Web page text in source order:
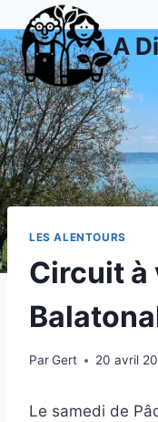
au
contenu
A
LES ALENTOURS
Circuit à
ParGert 20 avril
Le samedi de